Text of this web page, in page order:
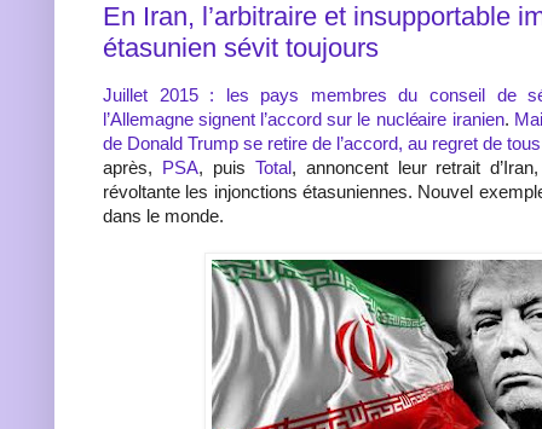
En Iran, l’arbitraire et insupportable
étasunien sévit toujours
Juillet 2015 : les pays membres du conseil de
l’Allemagne signent l’accord sur le nucléaire iranien.
de Donald Trump se retire de l’accord, au regret de
après,
PSA, puis Total, annoncent leur retrait
révoltante les injonctions étasuniennes. Nouvel
dans le monde.